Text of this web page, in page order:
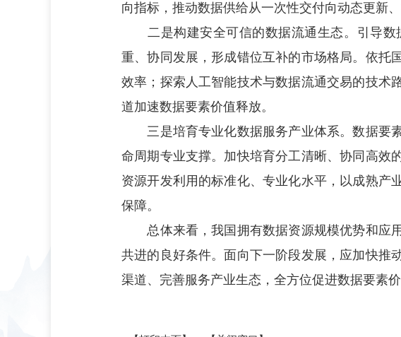
向指标，推动数据供给从一次性交付向动态更新
二是构建安全可信的数据流通生态。引导数
重、协同发展，形成错位互补的市场格局。依托
效率；探索人工智能技术与数据流通交易的技术
道加速数据要素价值释放。
三是培育专业化数据服务产业体系。数据要素
命周期专业支撑。加快培育分工清晰、协同高效
资源开发利用的标准化、专业化水平，以成熟产
保障。
总体来看，我国拥有数据资源规模优势和应用
共进的良好条件。面向下一阶段发展，应加快推
渠道、完善服务产业生态，全方位促进数据要素